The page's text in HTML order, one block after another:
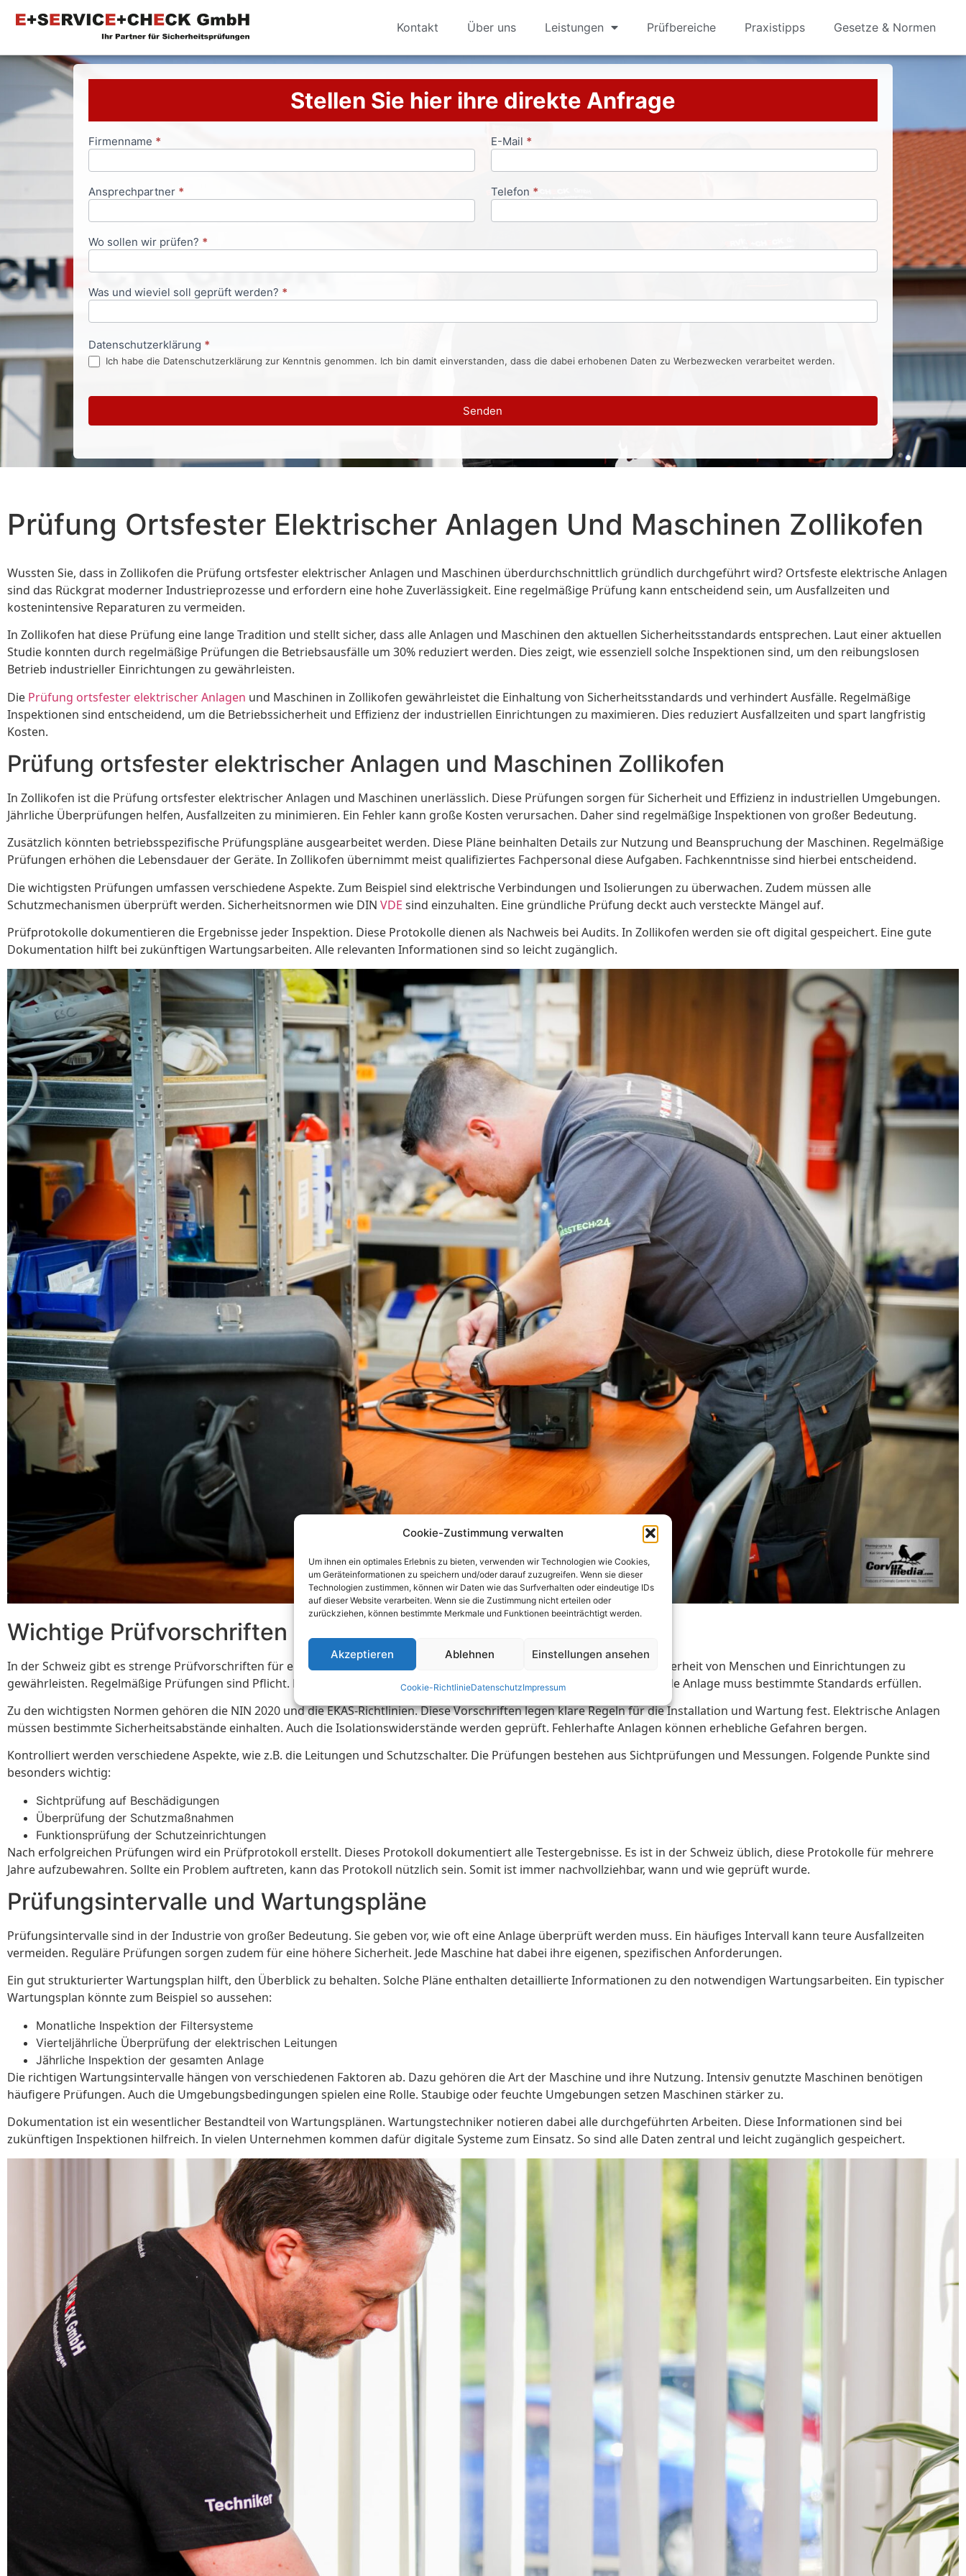
Cookie-Zustimmung verwalten
Um ihnen ein optimales Erlebnis zu bieten, verwenden wir Technologien wie Cookies,
um Geräteinformationen zu speichern und/oder darauf zuzugreifen. Wenn sie dieser
Technologien zustimmen, können wir Daten wie das Surfverhalten oder eindeutige IDs
auf dieser Website verarbeiten. Wenn sie die Zustimmung nicht erteilen oder
zurückziehen, können bestimmte Merkmale und Funktionen beeinträchtigt werden.
Akzeptieren Ablehnen Einstellungen ansehen
Cookie-RichtlinieDatenschutzImpressum
Kontakt Über uns Leistungen Prüfbereiche Praxistipps Gesetze & Normen
Stellen Sie hier ihre direkte Anfrage
Anfrageformular
Firmenname * E-Mail *
Ansprechpartner * Telefon *
Wo sollen wir prüfen? *
Was und wieviel soll geprüft werden? *
Datenschutzerklärung *
Ich habe die Datenschutzerklärung zur Kenntnis genommen. Ich bin damit einverstanden, dass die dabei erhobenen Daten zu Werbezwecken verarbeitet werden.
Senden
Prüfung Ortsfester Elektrischer Anlagen Und Maschinen Zollikofen
Wussten Sie, dass in Zollikofen die Prüfung ortsfester elektrischer Anlagen und Maschinen überdurchschnittlich gründlich durchgeführt wird? Ortsfeste elektrische Anlagen
sind das Rückgrat moderner Industrieprozesse und erfordern eine hohe Zuverlässigkeit. Eine regelmäßige Prüfung kann entscheidend sein, um Ausfallzeiten und
kostenintensive Reparaturen zu vermeiden.
In Zollikofen hat diese Prüfung eine lange Tradition und stellt sicher, dass alle Anlagen und Maschinen den aktuellen Sicherheitsstandards entsprechen. Laut einer aktuellen
Studie konnten durch regelmäßige Prüfungen die Betriebsausfälle um 30% reduziert werden. Dies zeigt, wie essenziell solche Inspektionen sind, um den reibungslosen
Betrieb industrieller Einrichtungen zu gewährleisten.
Die Prüfung ortsfester elektrischer Anlagen und Maschinen in Zollikofen gewährleistet die Einhaltung von Sicherheitsstandards und verhindert Ausfälle. Regelmäßige
Inspektionen sind entscheidend, um die Betriebssicherheit und Effizienz der industriellen Einrichtungen zu maximieren. Dies reduziert Ausfallzeiten und spart langfristig
Kosten.
Prüfung ortsfester elektrischer Anlagen und Maschinen Zollikofen
In Zollikofen ist die Prüfung ortsfester elektrischer Anlagen und Maschinen unerlässlich. Diese Prüfungen sorgen für Sicherheit und Effizienz in industriellen Umgebungen.
Jährliche Überprüfungen helfen, Ausfallzeiten zu minimieren. Ein Fehler kann große Kosten verursachen. Daher sind regelmäßige Inspektionen von großer Bedeutung.
Zusätzlich könnten betriebsspezifische Prüfungspläne ausgearbeitet werden. Diese Pläne beinhalten Details zur Nutzung und Beanspruchung der Maschinen. Regelmäßige
Prüfungen erhöhen die Lebensdauer der Geräte. In Zollikofen übernimmt meist qualifiziertes Fachpersonal diese Aufgaben. Fachkenntnisse sind hierbei entscheidend.
Die wichtigsten Prüfungen umfassen verschiedene Aspekte. Zum Beispiel sind elektrische Verbindungen und Isolierungen zu überwachen. Zudem müssen alle
Schutzmechanismen überprüft werden. Sicherheitsnormen wie DIN VDE sind einzuhalten. Eine gründliche Prüfung deckt auch versteckte Mängel auf.
Prüfprotokolle dokumentieren die Ergebnisse jeder Inspektion. Diese Protokolle dienen als Nachweis bei Audits. In Zollikofen werden sie oft digital gespeichert. Eine gute
Dokumentation hilft bei zukünftigen Wartungsarbeiten. Alle relevanten Informationen sind so leicht zugänglich.
Wichtige Prüfvorschriften in der Schweiz
In der Schweiz gibt es strenge Prüfvorschriften für elektrische Anlagen. Diese Vorschriften sind darauf ausgelegt, die Sicherheit von Menschen und Einrichtungen zu
gewährleisten. Regelmäßige Prüfungen sind Pflicht. Diese Prüfungen beinhalten verschiedene Tests und Inspektionen. Jede Anlage muss bestimmte Standards erfüllen.
Zu den wichtigsten Normen gehören die NIN 2020 und die EKAS-Richtlinien. Diese Vorschriften legen klare Regeln für die Installation und Wartung fest. Elektrische Anlagen
müssen bestimmte Sicherheitsabstände einhalten. Auch die Isolationswiderstände werden geprüft. Fehlerhafte Anlagen können erhebliche Gefahren bergen.
Kontrolliert werden verschiedene Aspekte, wie z.B. die Leitungen und Schutzschalter. Die Prüfungen bestehen aus Sichtprüfungen und Messungen. Folgende Punkte sind
besonders wichtig:
Sichtprüfung auf Beschädigungen
Überprüfung der Schutzmaßnahmen
Funktionsprüfung der Schutzeinrichtungen
Nach erfolgreichen Prüfungen wird ein Prüfprotokoll erstellt. Dieses Protokoll dokumentiert alle Testergebnisse. Es ist in der Schweiz üblich, diese Protokolle für mehrere
Jahre aufzubewahren. Sollte ein Problem auftreten, kann das Protokoll nützlich sein. Somit ist immer nachvollziehbar, wann und wie geprüft wurde.
Prüfungsintervalle und Wartungspläne
Prüfungsintervalle sind in der Industrie von großer Bedeutung. Sie geben vor, wie oft eine Anlage überprüft werden muss. Ein häufiges Intervall kann teure Ausfallzeiten
vermeiden. Reguläre Prüfungen sorgen zudem für eine höhere Sicherheit. Jede Maschine hat dabei ihre eigenen, spezifischen Anforderungen.
Ein gut strukturierter Wartungsplan hilft, den Überblick zu behalten. Solche Pläne enthalten detaillierte Informationen zu den notwendigen Wartungsarbeiten. Ein typischer
Wartungsplan könnte zum Beispiel so aussehen:
Monatliche Inspektion der Filtersysteme
Vierteljährliche Überprüfung der elektrischen Leitungen
Jährliche Inspektion der gesamten Anlage
Die richtigen Wartungsintervalle hängen von verschiedenen Faktoren ab. Dazu gehören die Art der Maschine und ihre Nutzung. Intensiv genutzte Maschinen benötigen
häufigere Prüfungen. Auch die Umgebungsbedingungen spielen eine Rolle. Staubige oder feuchte Umgebungen setzen Maschinen stärker zu.
Dokumentation ist ein wesentlicher Bestandteil von Wartungsplänen. Wartungstechniker notieren dabei alle durchgeführten Arbeiten. Diese Informationen sind bei
zukünftigen Inspektionen hilfreich. In vielen Unternehmen kommen dafür digitale Systeme zum Einsatz. So sind alle Daten zentral und leicht zugänglich gespeichert.